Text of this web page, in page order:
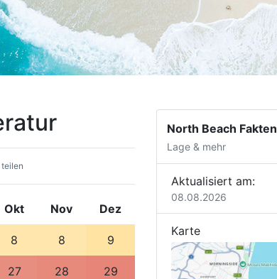
Okt Nov Dez
8 8 9
27 28 29
North Beach Fakten
Lage & mehr
Aktualisiert am:
08.08.2026
Karte